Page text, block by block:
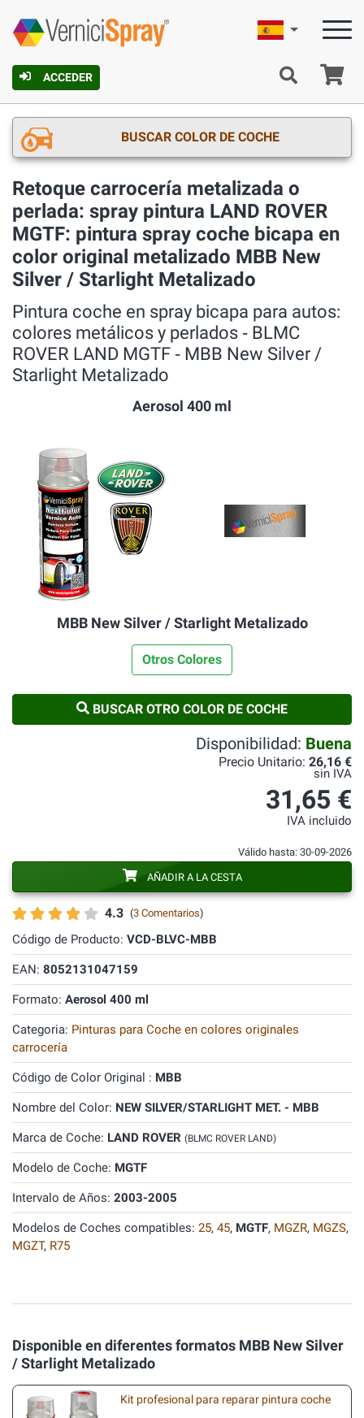
ACCEDER
Español
BUSCAR COLOR DE COCHE
Retoque carrocería metalizada o
perlada: spray pintura LAND ROVER
MGTF: pintura spray coche bicapa en
color original metalizado MBB New
Silver / Starlight Metalizado
Pintura coche en spray bicapa para autos:
colores metálicos y perlados ‐ BLMC
ROVER LAND MGTF ‐ MBB New Silver /
Starlight Metalizado
Aerosol 400 ml
MBB New Silver / Starlight Metalizado
Otros Colores
BUSCAR OTRO COLOR DE COCHE
4.3 (3 Comentarios)
Código de Producto: VCD-BLVC-MBB
EAN: 8052131047159
Formato: Aerosol 400 ml
Categoria: Pinturas para Coche en colores originales
carrocería
Código de Color Original : MBB
Nombre del Color: NEW SILVER/STARLIGHT MET. - MBB
Marca de Coche: LAND ROVER (BLMC ROVER LAND)
Modelo de Coche: MGTF
Intervalo de Años: 2003-2005
Modelos de Coches compatibles: 25, 45, MGTF, MGZR, MGZS,
MGZT, R75
Disponibilidad: Buena
Precio Unitario: 26,16 €
sin IVA
31,65 €
IVA incluido
Válido hasta: 30-09-2026
AÑADIR A LA CESTA
Disponible en diferentes formatos MBB New Silver
/ Starlight Metalizado
Kit profesional para reparar pintura coche